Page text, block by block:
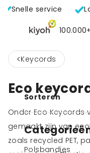
Snelle service
< Keycords
Sorteren
Polsbandjes
Eco
Onder Eco Keycords
gemaakt zijn van
zoals recycled PET,